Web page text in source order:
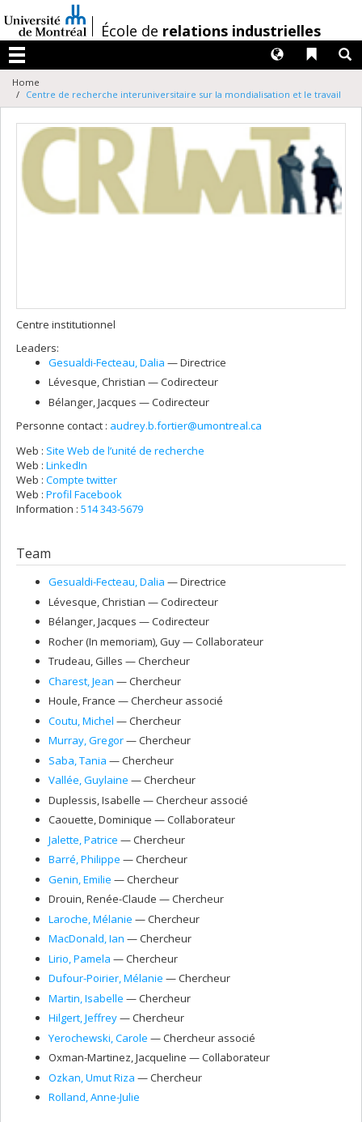
au
contenu
/École de relations industrielles
Menu
Liens
Langues
Home
Centre de recherche interuniversitaire sur la mondialisation et le travail
Centre institutionnel
Leaders:
Gesualdi-Fecteau, Dalia — Directrice
Lévesque, Christian — Codirecteur
Bélanger, Jacques — Codirecteur
Personne contact : audrey.b.fortier@umontreal.ca
Web : Site Web de l’unité de recherche
Web : LinkedIn
Web : Compte twitter
Web : Profil Facebook
Information : 514 343-5679
Team
Gesualdi-Fecteau, Dalia — Directrice
Lévesque, Christian — Codirecteur
Bélanger, Jacques — Codirecteur
Rocher (In memoriam), Guy— Collaborateur
Trudeau, Gilles — Chercheur
Charest, Jean — Chercheur
Houle, France — Chercheur associé
Coutu, Michel — Chercheur
Murray, Gregor— Chercheur
Saba, Tania — Chercheur
Vallée, Guylaine — Chercheur
Duplessis, Isabelle — Chercheur associé
Caouette, Dominique — Collaborateur
Jalette, Patrice — Chercheur
Barré, Philippe — Chercheur
Genin, Emilie — Chercheur
Drouin, Renée-Claude — Chercheur
Laroche, Mélanie — Chercheur
MacDonald, Ian — Chercheur
Lirio, Pamela — Chercheur
Dufour-Poirier, Mélanie — Chercheur
Martin, Isabelle — Chercheur
Hilgert, Jeffrey— Chercheur
Yerochewski, Carole — Chercheur associé
Oxman-Martinez, Jacqueline — Collaborateur
Ozkan, Umut Riza — Chercheur
Rolland, Anne-Julie